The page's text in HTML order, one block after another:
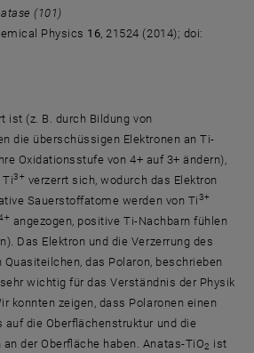
(101)
Physics 16 , 21524 (2014); doi:
ist (z. B. durch Bildung von
die überschüssigen Elektronen an Ti-
Oxidationsstufe von 4+ auf 3+ ändern),
Ti3+ verzerrt sich, wodurch das Elektron
Sauerstoffatome werden von Ti3+
angezogen, positive Ti-Nachbarn fühlen
Das Elektron und die Verzerrung des
das Polaron, beschrieben
wichtig für das Verständnis der Physik
konnten zeigen, dass Polaronen einen
auf die Oberflächenstruktur und die
der Oberfläche haben. Anatas-TiO2 ist